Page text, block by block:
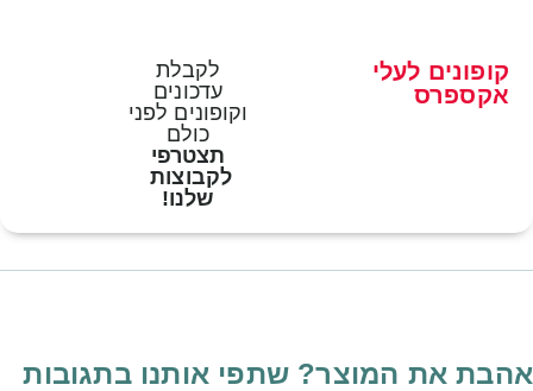
לקבלת
עדכונים
וקופונים לפני
כולם
תצטרפי
לקבוצות
שלנו!
קופונים לעלי
אקספרס
אהבת את המוצר? שתפי אותנו בתגובות